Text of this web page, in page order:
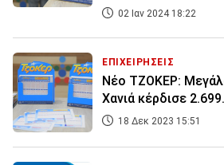
02 Ιαν 2024 18:22
ΕΠΙΧΕΙΡΗΣΕΙΣ
Νέο ΤΖΟΚΕΡ:
Χανιά κέρδισε
18 Δεκ 2023 15:51